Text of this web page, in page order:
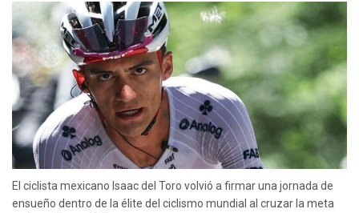
El ciclista mexicano Isaac del Toro volvió a firmar una jornada de
ensueño dentro de la élite del ciclismo mundial al cruzar la meta